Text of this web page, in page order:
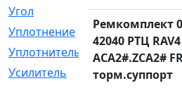
Угол
[2]
Уплотнение
[22]
Уплотнитель
[13]
Усилитель
[20]
Ремкомплект
42040 РТЦ RAV4
ACA2#.ZCA2#
торм.суппорт